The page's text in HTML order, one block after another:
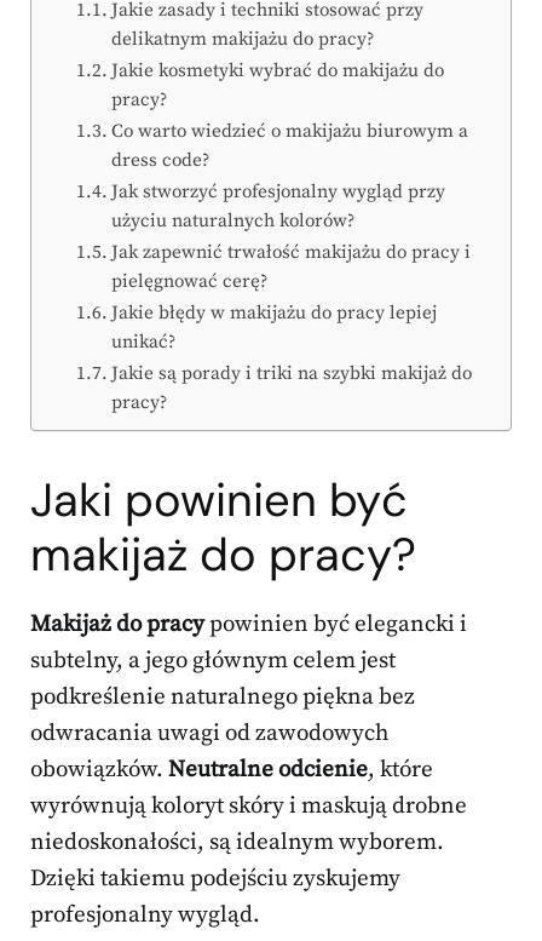
Jakie zasady i techniki stosować przy
delikatnym makijażu do pracy?
Jakie kosmetyki wybrać do makijażu do
pracy?
Co warto wiedzieć o makijażu biurowym a
dress code?
Jak stworzyć profesjonalny wygląd przy
użyciu naturalnych kolorów?
Jak zapewnić trwałość makijażu do pracy i
pielęgnować cerę?
Jakie błędy w makijażu do pracy lepiej
unikać?
Jakie są porady i triki na szybki makijaż do
pracy?
Jaki powinien być
makijaż do pracy?
Makijaż do pracypowinien być elegancki i
subtelny, a jego głównym celem jest
podkreślenie naturalnego piękna bez
odwracania uwagi od zawodowych
obowiązków. Neutralne odcienie, które
wyrównują koloryt skóry i maskują drobne
niedoskonałości, są idealnym wyborem.
Dzięki takiemu podejściu zyskujemy
profesjonalny wygląd.